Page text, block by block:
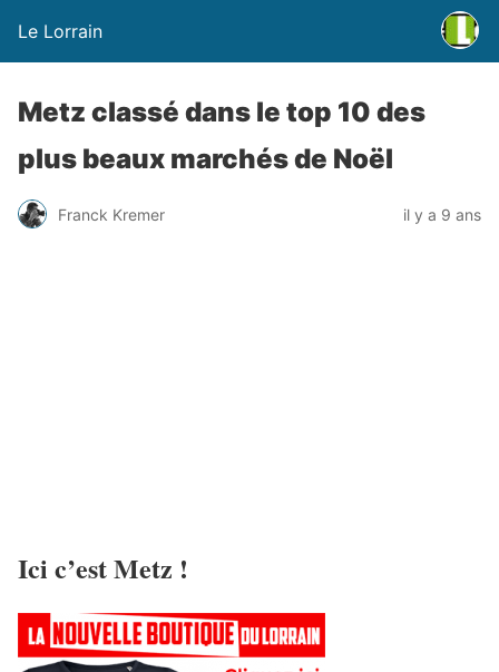
Le Lorrain
Metz classé dans le top 10 des
plus beaux marchés de Noël
Franck Kremer il y a 9 ans
Ici c’est Metz !